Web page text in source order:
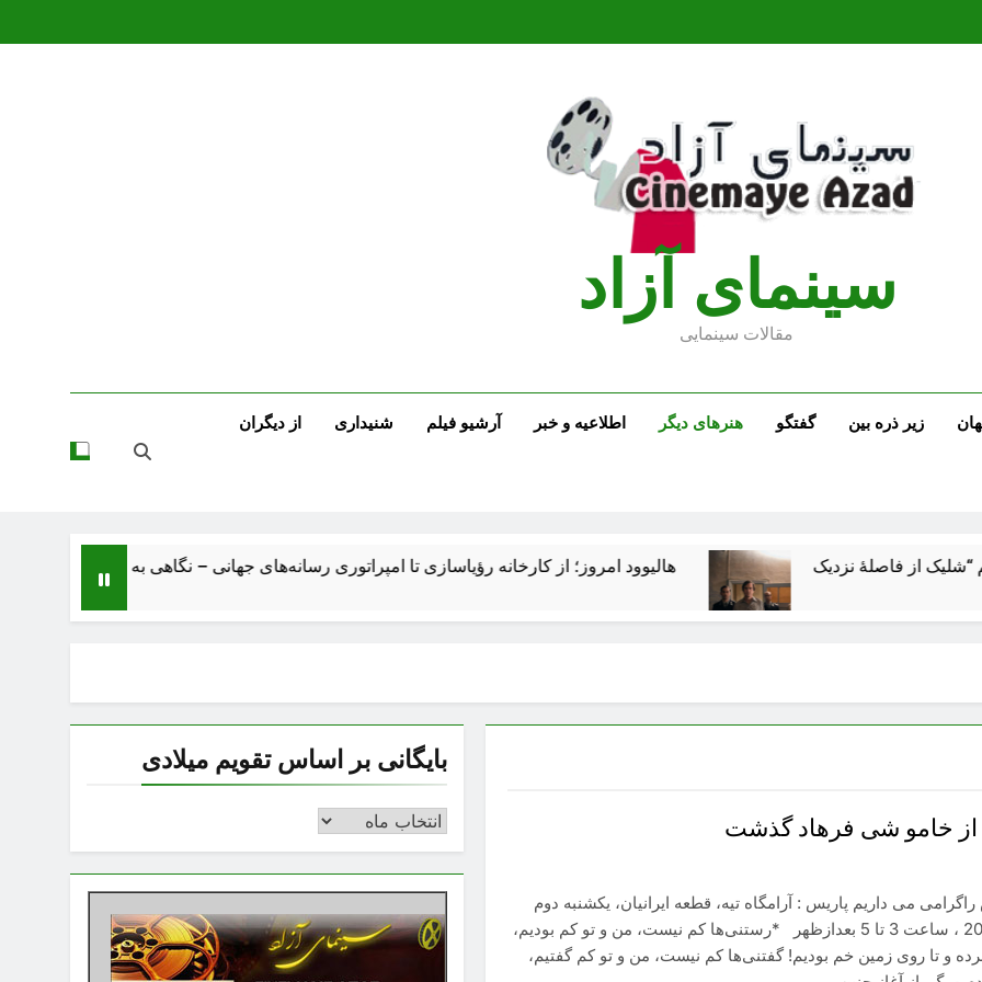
سينماى آزاد
مقالات سينمايى
زیر ذره بین گفتگو هنرهای دیگر اطلاعیه و خبر آرشیو فیلم شنیداری از دیگران
هالیوود امروز؛ از کارخانه رؤیاسازی تا امپراتوری رسانه‌های جهانی – نگاهی به ساختار، اقتصاد، تحولات و
خامو شی فرهاد گذشت
می داریم پاریس : آرامگاه تیه، قطعه ایرانیان، یکشنبه دوم
سپتامبر 2012 ، ساعت 3 تا 5 بعدازظهر *رستنی‌ها کم نیست، من و تو کم بودیم،
و تا روی زمین خم بودیم! گفتنی‌‌ها کم نیست، من و تو کم گفتیم،
بایگانی بر اساس تقویم میلادی
بایگانی
اساس
تقویم
میلادی